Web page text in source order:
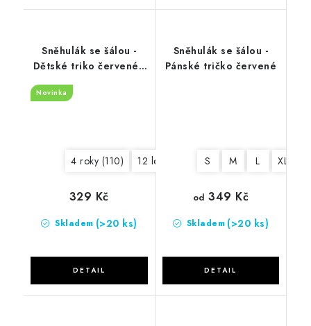
Sněhulák se šálou -
Dětské triko červené -
Novinka
4 roky (110) 12 let (158)
Skladem (>20 ks)
329 Kč
Sněhulák se šálou -
Pánské tričko červené
S M L XL
Skladem (>20 ks)
od 349 Kč